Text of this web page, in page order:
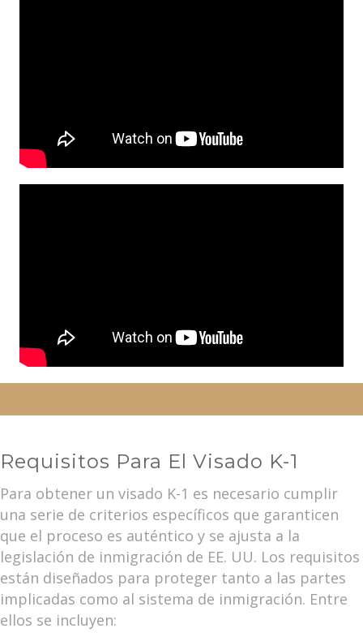
Requisitos Para El Visado K-1
Para obtener un visado K-1 es necesario cumplir
una serie de criterios específicos que garanticen
que el proceso es auténtico y se ajusta a la
legislación de inmigración de EE. UU. Los requisitos
están diseñados para proteger tanto a las partes
implicadas como al sistema de inmigración. Entre
ellos se incluyen: